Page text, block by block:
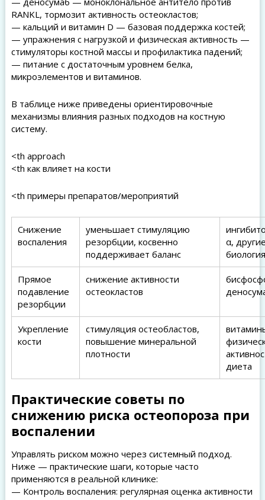
RANKL, тормозит активность остеокластов;
— кальций и витамин D — базовая поддержка костей;
— упражнения с нагрузкой и физическая активность —
стимуляторы костной массы и профилактика падений;
— питание с достаточным уровнем белка,
микроэлементов и витаминов.
В таблице ниже приведены ориентировочные
механизмы влияния разных подходов на костную
систему.
<th approach
<th как влияет на кости
<th примеры препаратов/мероприятий
Снижение
воспаления
уменьшает стимуляцию
резорбции, косвенно
поддерживает баланс
α,
биология
Прямое
подавление
резорбции
снижение активности
остеокластов
Укрепление
кости
стимуляция остеобластов,
повышение минеральной
плотности
диета
Практические советы по
снижению риска остеопороза при
воспалении
Управлять риском можно через системный подход.
Ниже — практические шаги, которые часто
применяются в реальной клинике:
— Контроль воспаления: регулярная оценка активности